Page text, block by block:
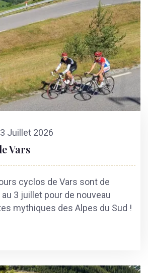
Juillet 2026
Vars
cyclos de Vars sont de
3 juillet pour de nouveau
mythiques des Alpes du Sud !